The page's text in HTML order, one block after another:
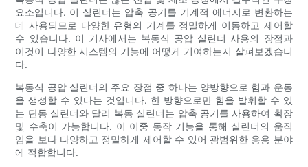
요소입니다. 이 실린더는 압축 공기를 기계적 에너지로 변환하는
데 사용되므로 다양한 유형의 기계를 정밀하게 이동하고 제어할
수 있습니다. 이 기사에서는 복동식 공압 실린더 사용의 장점과
이것이 다양한 시스템의 기능에 어떻게 기여하는지 살펴보겠습니
다.
복동식 공압 실린더의 주요 장점 중 하나는 양방향으로 힘과 운동
을 생성할 수 있다는 것입니다. 한 방향으로만 힘을 발휘할 수 있
는 단동 실린더와 달리 복동 실린더는 압축 공기를 사용하여 확장
및 수축이 가능합니다. 이 이중 동작 기능을 통해 실린더의 움직
임을 보다 다양하고 정밀하게 제어할 수 있어 광범위한 응용 분야
에 적합합니다.